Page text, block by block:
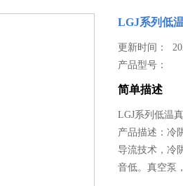
LGJ系列低
更新时间：
产品型号：
简单描述
LGJ系列低温
产品描述：冷
导流技术，冷
音低。真空泵